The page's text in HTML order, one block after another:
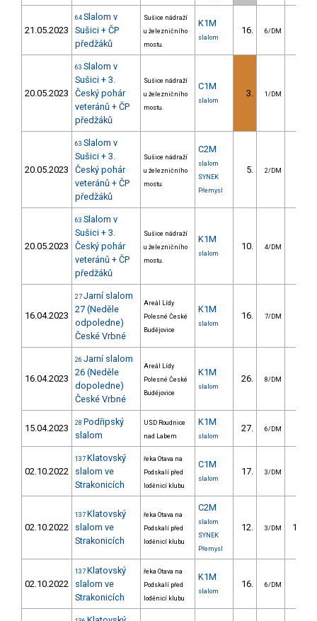
21.05.2023
64 Slalom v
Sušici + ČP
předžáků
Sušice nádraží
u železničního
mostu.
K1M
slalom
16. 6/DM
20.05.2023
63 Slalom v
Sušici + 3.
Český pohár
veteránů + ČP
předžáků
Sušice nádraží
u železničního
mostu.
C1M
slalom
3. 1/DM
20.05.2023
63 Slalom v
Sušici + 3.
Český pohár
veteránů + ČP
předžáků
Sušice nádraží
u železničního
mostu.
C2M
slalom
SYNEK
Přemysl
5. 2/DM
20.05.2023
63 Slalom v
Sušici + 3.
Český pohár
veteránů + ČP
předžáků
Sušice nádraží
u železničního
mostu.
K1M
slalom
10. 4/DM
16.04.2023
27 Jarní slalom
27 (Neděle
odpoledne)
České Vrbné
Areál Lídy
Polesné České
Budějovice
K1M
slalom
16. 7/DM
16.04.2023
26 Jarní slalom
26 (Neděle
dopoledne)
České Vrbné
Areál Lídy
Polesné České
Budějovice
K1M
slalom
26. 8/DM
15.04.2023 28 Podřipský
slalom
USD Roudnice
nad Labem
K1M
slalom
27. 6/DM
02.10.2022
137 Klatovský
slalom ve
Strakonicích
řeka Otava na
Podskalí před
loděnicí klubu
C1M
slalom
17. 3/DM
02.10.2022
137 Klatovský
slalom ve
Strakonicích
řeka Otava na
Podskalí před
loděnicí klubu
C2M
slalom
SYNEK
Přemysl
12. 3/DM
02.10.2022
137 Klatovský
slalom ve
Strakonicích
řeka Otava na
Podskalí před
loděnicí klubu
K1M
slalom
16. 6/DM